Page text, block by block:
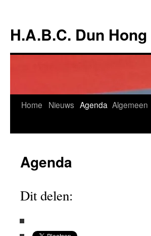
de
inhoud
H.A.B.C. Dun Hong
Home Nieuws Agenda Algemeen
Agenda
Dit delen: